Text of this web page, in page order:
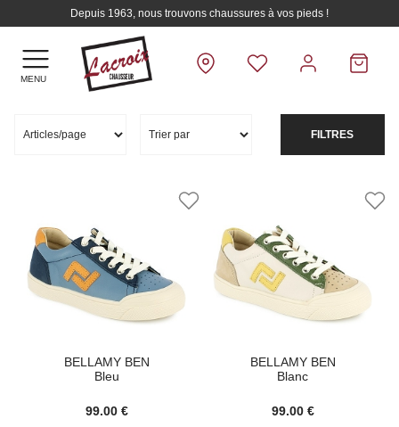
Depuis 1963, nous trouvons chaussures à vos pieds !
MENU
FILTRES
BELLAMY BEN
Bleu
99.00 €
BELLAMY BEN
Blanc
99.00 €